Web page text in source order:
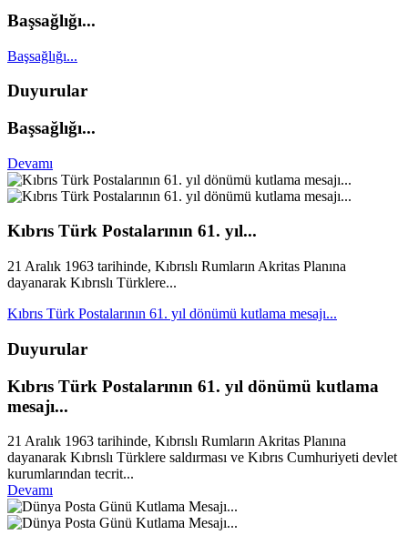
Başsağlığı...
Başsağlığı...
Duyurular
Başsağlığı...
Devamı
Kıbrıs Türk Postalarının 61. yıl...
21 Aralık 1963 tarihinde, Kıbrıslı Rumların Akritas Planına
dayanarak Kıbrıslı Türklere...
Kıbrıs Türk Postalarının 61. yıl dönümü kutlama mesajı...
Duyurular
Kıbrıs Türk Postalarının 61. yıl dönümü kutlama
mesajı...
21 Aralık 1963 tarihinde, Kıbrıslı Rumların Akritas Planına
dayanarak Kıbrıslı Türklere saldırması ve Kıbrıs Cumhuriyeti devlet
kurumlarından tecrit...
Devamı